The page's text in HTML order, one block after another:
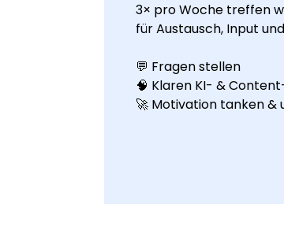
3× pro Woche treffen
für Austausch, Input
💬 Fragen stellen
🧠 Klaren KI- &
🚀 Motivation tanken &